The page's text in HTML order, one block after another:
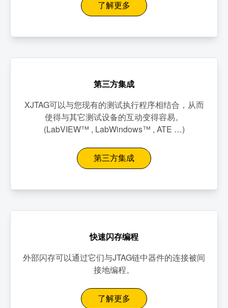
了解更多
第三方集成
XJTAG可以与您现有的测试执行程序相结合，从而
使得与其它测试设备的互动变得容易。
(LabVIEW™ , LabWindows™ , ATE …)
第三方集成
快速闪存编程
外部闪存可以通过它们与JTAG链中器件的连接被间
接地编程。
了解更多